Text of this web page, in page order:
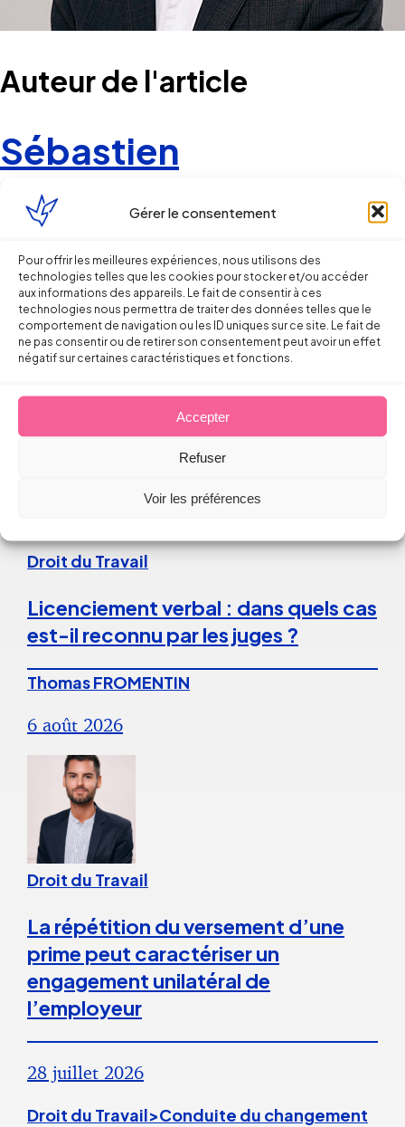
Gérer le consentement
Pour offrir les meilleures expériences, nous utilisons des
technologies telles que les cookies pour stocker et/ou accéder
aux informations des appareils. Le fait de consentir à ces
technologies nous permettra de traiter des données telles que le
comportement de navigation ou les ID uniques sur ce site. Le fait de
ne pas consentir ou de retirer son consentement peut avoir un effet
négatif sur certaines caractéristiques et fonctions.
Accepter
Refuser
Voir les préférences
Auteur de l'article
Sébastien
millet
Avocat associé Bordeaux
Contacter mon cabinet
Continuer la lecture
Droit du Travail
Licenciement verbal : dans quels cas
est-il reconnu par les juges ?
Thomas FROMENTIN
6 août 2026
Droit du Travail
La répétition du versement d’une
prime peut caractériser un
engagement unilatéral de
l’employeur
28 juillet 2026
Droit du Travail>Conduite du changement